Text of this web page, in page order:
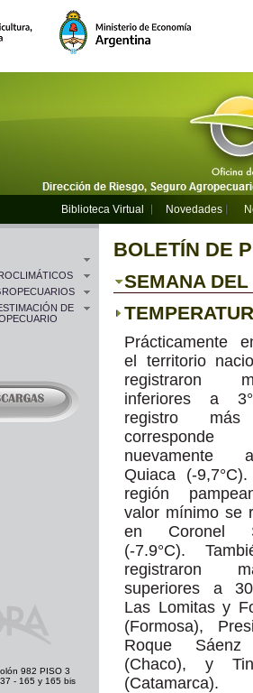
Biblioteca Virtual Novedades
DE
BOLETÍN DE
SEMANA
Prácticamente
el territorio
registraron
inferiores a
registro
corresponde
Quiaca (-
región
valor mínimo se
en Coronel
(-7.9°C).
registraron
superiores a
Las Lomitas y
(Formosa),
Roque
(Chaco), y
(Catamarca).
982 PISO 3
- 165 y 165 bis